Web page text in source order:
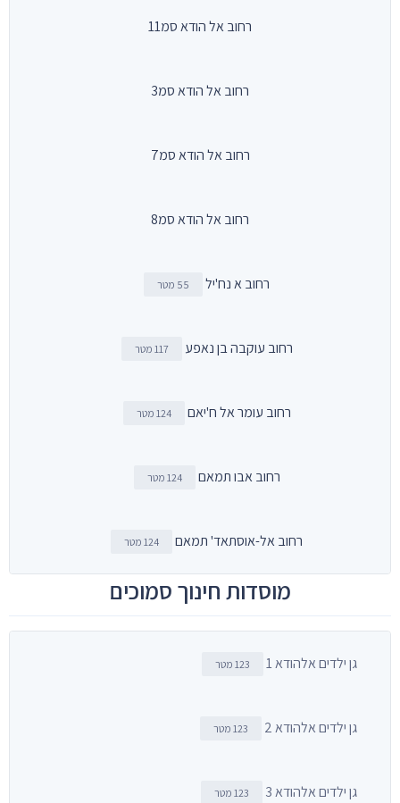
רחוב אל הודא סמ11
רחוב אל הודא סמ3
רחוב אל הודא סמ7
רחוב אל הודא סמ8
רחוב א נח'יל 55 מטר
רחוב עוקבה בן נאפע 117 מטר
רחוב עומר אל ח'יאם 124 מטר
רחוב אבו תמאם 124 מטר
רחוב אל-אוסתאד' תמאם 124 מטר
מוסדות חינוך סמוכים
גן ילדים אלהודא 1 123 מטר
גן ילדים אלהודא 2 123 מטר
גן ילדים אלהודא 3 123 מטר